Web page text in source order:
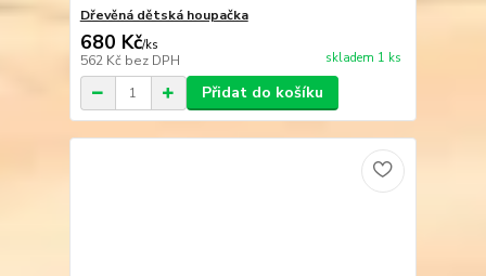
Dřevěná dětská houpačka
680 Kč/ks
562 Kč bez DPH skladem 1 ks
Přidat do košíku